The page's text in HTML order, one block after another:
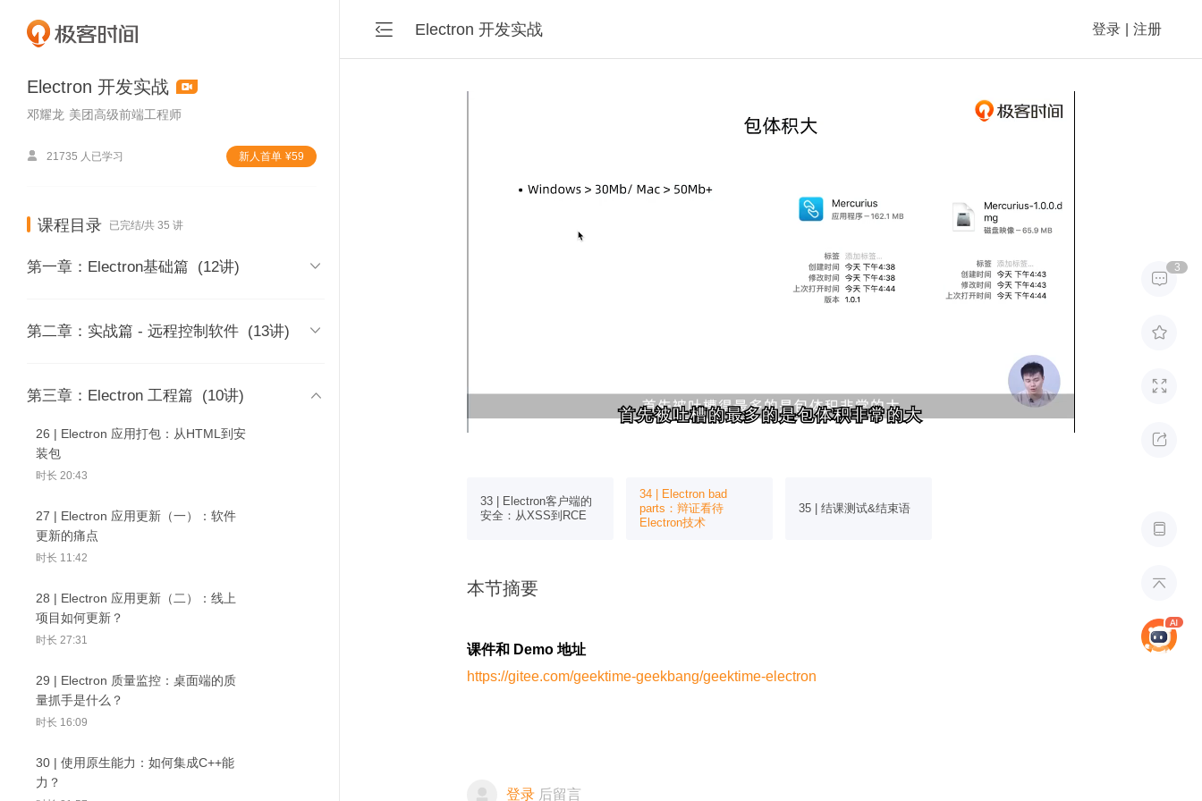
Electron 开发实战
邓耀龙 美团高级前端工程师
 21735 人已学习 新⼈⾸单 ¥59
课程目录 已完结/共 35 讲
第一章：Electron基础篇 (12讲) 
01 | 课程介绍
02 | 内容综述：学完这门课程你
时长 02:50
03 | Electron介绍：为什么
时长 09:28
04 | 揭秘Electron架构原理：
作？
时长 05:54
的桌面端技术？
时长 05:35
期准备
时长 03:38
第二章：实战篇 - 远程控制软件 (13讲) 
13 | 实战项目综述：整体需求分析
14 | 设计思路：做远程控制有几步？
时长 04:47
15 | 项目架构与基础业务：Electron
与 React 框架结合
时长 26:13
16 | 主页面基础业务：Real World
IPC
时长 19:08
17 | 傀儡端实现（一）：基于Electron
能力捕获桌面视频流
时长 14:26
18 | 傀儡端实现（二）：如何接收&响
应指令？
第三章：Electron 工程篇 (10讲) 
26 | Electron 应用打包：从HTML到安
装包
时长 20:43
27 | Electron 应用更新（一）：软件
更新的痛点
时长 11:42
28 | Electron 应用更新（二）：线上
项目如何更新？
时长 27:31
29 | Electron 质量监控：桌面端的质
量抓手是什么？
时长 16:09
30 | 使用原生能力：如何集成C++能
力？
 Electron 开发实战 登录 注册

3





首先被吐槽的最多的是包体积非常的大
首先被吐槽的最多的是包体积非常的大
何集成C++能力？
试：如何编写端到端测
试？
33 | Electron客户端的
安全：从XSS到RCE
34 | Electron bad
parts：辩证看待
Electron技术
35 | 结课测试&结束语
本节摘要
课件和 Demo 地址
https://gitee.com/geektime-geekbang/geektime-electron
登录 后留言